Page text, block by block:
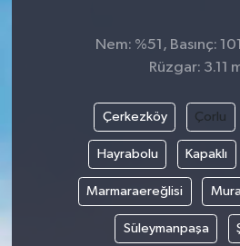
Nem: %51, Basınç:
Rüzgar: 3.11
Çerkezköy Çorlu
Hayrabolu Kapaklı
Marmaraereğlisi
Süleymanpaşa